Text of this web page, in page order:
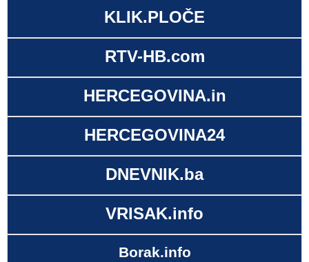
KLIK.PLOČE
RTV-HB.com
HERCEGOVINA.in
HERCEGOVINA24
DNEVNIK.ba
VRISAK.info
Borak.info